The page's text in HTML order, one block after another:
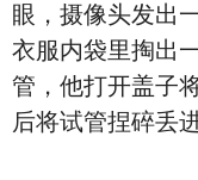
眼，摄像头发出
衣服内袋里掏出
管，他打开盖子
后将试管捏碎丢